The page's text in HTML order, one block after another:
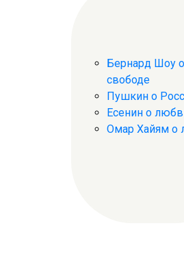
Бернард Шоу о
свободе
Пушкин о
Есенин о
Омар Хайям о